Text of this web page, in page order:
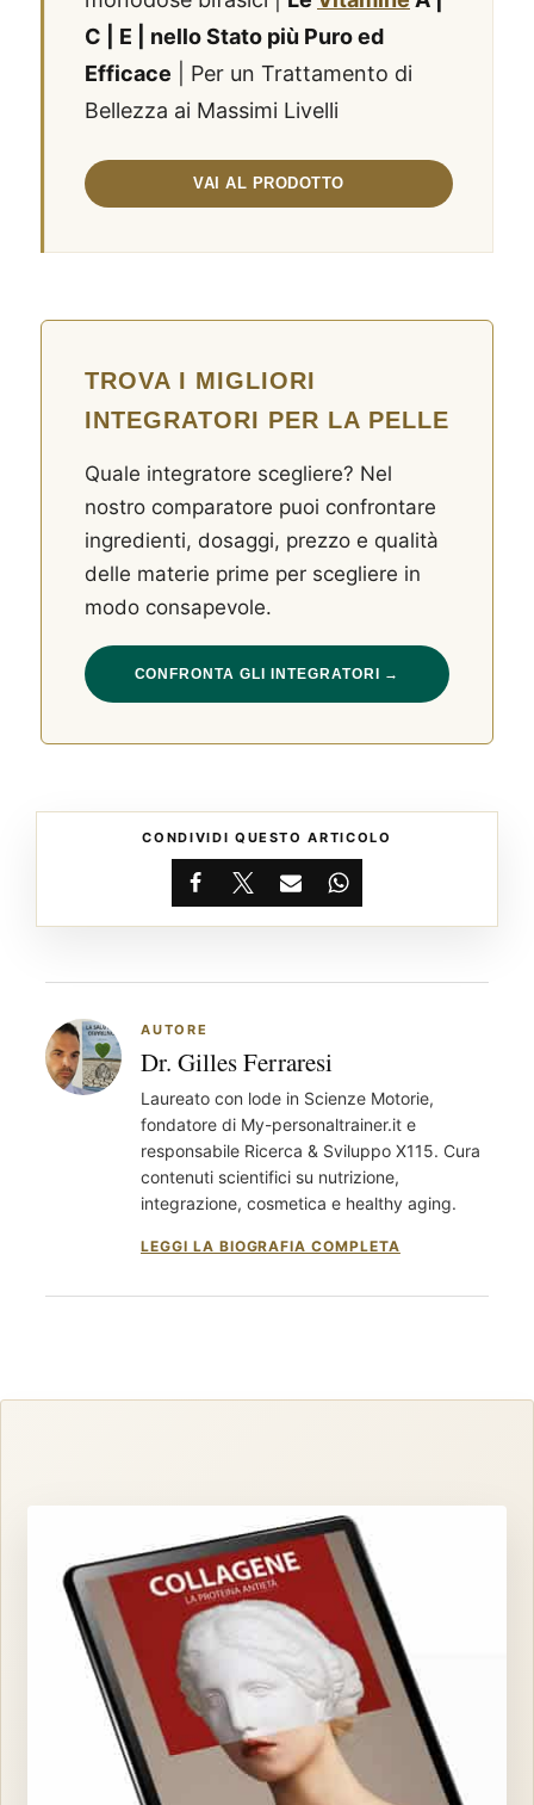
C | E | nello Stato più Puro ed
Efficace | Per un Trattamento di
Bellezza ai Massimi Livelli
TROVA I MIGLIORI
INTEGRATORI PER LA PELLE
Quale integratore scegliere? Nel
nostro comparatore puoi confrontare
ingredienti, dosaggi, prezzo e qualità
delle materie prime per scegliere in
modo consapevole.
CONFRONTA GLI INTEGRATORI →
CONDIVIDI QUESTO ARTICOLO
Facebook
X EmailWhatsApp
AUTORE
Dr. Gilles Ferraresi
Laureato con lode in Scienze Motorie,
fondatore di My-personaltrainer.it e
responsabile Ricerca & Sviluppo X115. Cura
contenuti scientifici su nutrizione,
integrazione, cosmetica e healthy aging.
LEGGI LA BIOGRAFIA COMPLETA